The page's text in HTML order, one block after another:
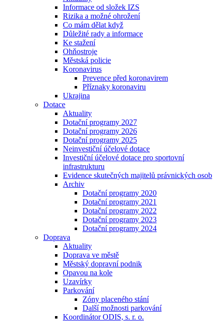
Informace od složek IZS
Rizika a možné ohrožení
Co mám dělat když
Důležité rady a informace
Ke stažení
Ohňostroje
Městská policie
Koronavirus
Prevence před koronavirem
Příznaky koronaviru
Ukrajina
Dotace
Aktuality
Dotační programy 2027
Dotační programy 2026
Dotační programy 2025
Neinvestiční účelové dotace
Investiční účelové dotace pro sportovní
infrastrukturu
Evidence skutečných majitelů právnických osob
Archiv
Dotační programy 2020
Dotační programy 2021
Dotační programy 2022
Dotační programy 2023
Dotační programy 2024
Doprava
Aktuality
Doprava ve městě
Městský dopravní podnik
Opavou na kole
Uzavírky
Parkování
Zóny placeného stání
Další možnosti parkování
Koordinátor ODIS, s. r. o.